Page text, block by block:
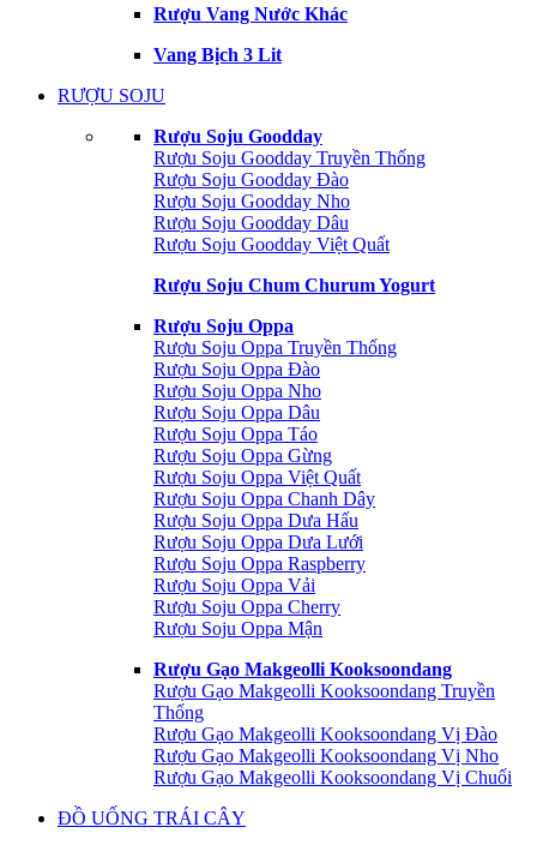
Rượu Vang Nước Khác
Vang Bịch 3 Lit
RƯỢU SOJU
Rượu Soju Goodday
Rượu Soju Goodday Truyền Thống
Rượu Soju Goodday Đào
Rượu Soju Goodday Nho
Rượu Soju Goodday Dâu
Rượu Soju Goodday Việt Quất
Rượu Soju Chum Churum Yogurt
Rượu Soju Oppa
Rượu Soju Oppa Truyền Thống
Rượu Soju Oppa Đào
Rượu Soju Oppa Nho
Rượu Soju Oppa Dâu
Rượu Soju Oppa Táo
Rượu Soju Oppa Gừng
Rượu Soju Oppa Việt Quất
Rượu Soju Oppa Chanh Dây
Rượu Soju Oppa Dưa Hấu
Rượu Soju Oppa Dưa Lưới
Rượu Soju Oppa Raspberry
Rượu Soju Oppa Vải
Rượu Soju Oppa Cherry
Rượu Soju Oppa Mận
Rượu Gạo Makgeolli Kooksoondang
Rượu Gạo Makgeolli Kooksoondang Truyền
Thống
Rượu Gạo Makgeolli Kooksoondang Vị Đào
Rượu Gạo Makgeolli Kooksoondang Vị Nho
Rượu Gạo Makgeolli Kooksoondang Vị Chuối
ĐỒ UỐNG TRÁI CÂY